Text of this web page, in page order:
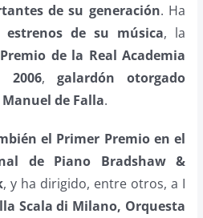
de su generación. Ha
de su música, la
Premio de la Real Academia
2006,galardón otorgado
de Falla.
el Primer Premio en el
de Piano Bradshaw &
, y ha dirigido, entre otros, a I
Scala di Milano, Orquesta